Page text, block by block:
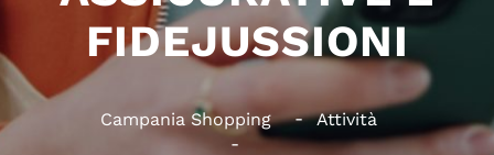
FIDEJUSSIONI
Campania Shopping Attività